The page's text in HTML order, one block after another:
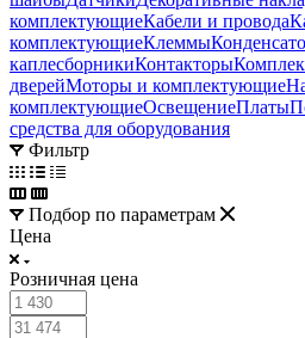
комплектующиеКабели и провода
комплектующиеКлеммы
каплесборникиКонтакторы
дверейМоторы и комплектующие
комплектующиеОсвещениеПлаты
средства для оборудования
Фильтр
Подбор по параметрам
Цена
Розничная цена